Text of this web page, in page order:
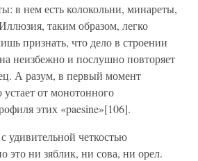
в нем есть колокольни, минареты,
таким образом, легко
признать, что дело в строении
неизбежно и послушно повторяет
А разум, в первый момент
от монотонного
этих «paesine»[106].
удивительной четкостью
это ни зяблик, ни сова, ни орел.